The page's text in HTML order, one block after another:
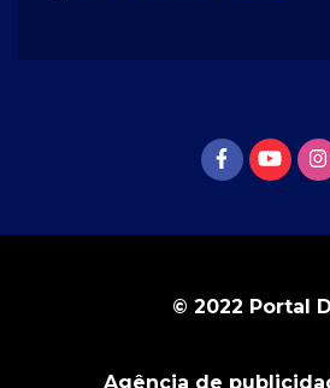
© 2022 Portal
Agência de